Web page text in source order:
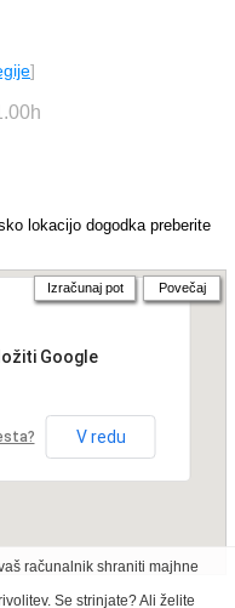
]
lokacijo dogodka preberite
Google
V redu
Izračunaj pot Povečaj
računalnik shraniti majhne
Se strinjate? Ali želite